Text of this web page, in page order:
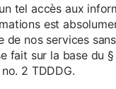
tel accès aux
est
de nos services
fait sur la base du §
2 TDDDG.